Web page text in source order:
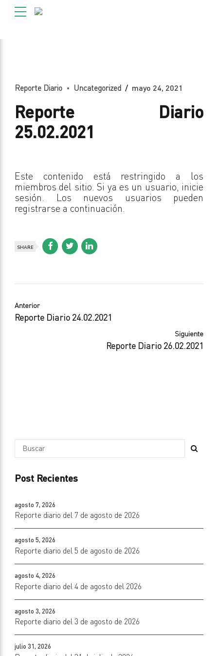
Reporte Diario Uncategorized mayo 24, 2021
Reporte Diario
25.02.2021
Este contenido está restringido a los
miembros del sitio. Si ya es un usuario, inicie
sesión. Los nuevos usuarios pueden
registrarse a continuación.
SHARE
Anterior
Reporte Diario 24.02.2021
Siguiente
Reporte Diario 26.02.2021
Post Recientes
agosto 7, 2026
Reporte diario del 7 de agosto de 2026
agosto 5, 2026
Reporte diario del 5 de agosto de 2026
agosto 4, 2026
Reporte diario del 4 de agosto del 2026
agosto 3, 2026
Reporte diario del 3 de agosto de 2026
julio 31, 2026